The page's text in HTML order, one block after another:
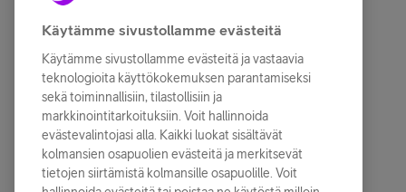
Käytämme sivustollamme evästeitä
Käytämme sivustollamme evästeitä ja vastaavia
teknologioita käyttökokemuksen parantamiseksi
sekä toiminnallisiin, tilastollisiin ja
markkinointitarkoituksiin. Voit hallinnoida
evästevalintojasi alla. Kaikki luokat sisältävät
kolmansien osapuolien evästeitä ja merkitsevät
tietojen siirtämistä kolmansille osapuolille. Voit